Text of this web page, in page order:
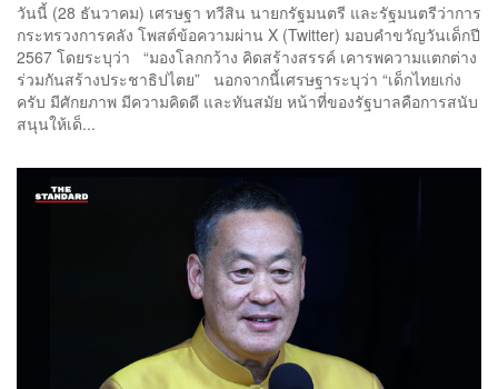
วันนี้ (28 ธันวาคม) เศรษฐา​ ทวีสิน​ นายกรัฐมนตรี และรัฐมนตรีว่าการ
กระทรวงการคลัง โพสต์ข้อความผ่าน X (Twitter) มอบคำขวัญวันเด็กปี
2567 โดยระบุว่า “มองโลกกว้าง คิดสร้างสรรค์ เคารพความแตกต่าง
ร่วมกันสร้างประชาธิปไตย” นอกจากนี้เศรษฐาระบุว่า​ “เด็กไทยเก่ง
ครับ มีศักยภาพ มีความคิดดี และทันสมัย หน้าที่ของรัฐบาลคือการสนับ
สนุนให้เด็...